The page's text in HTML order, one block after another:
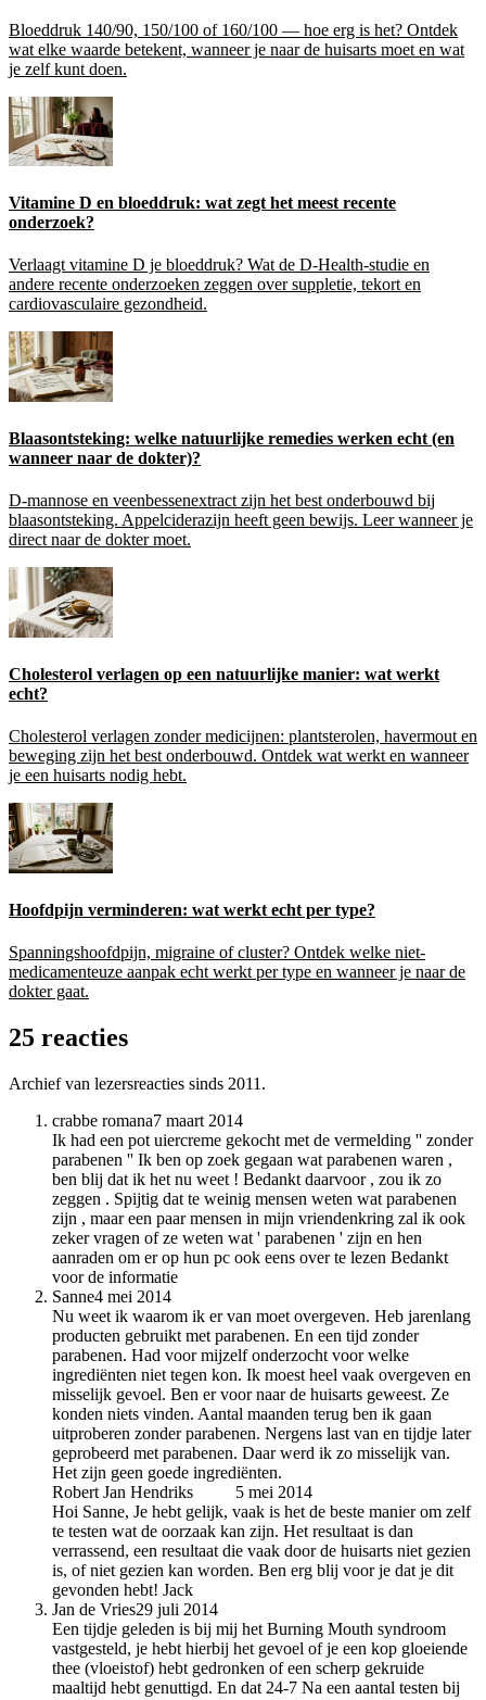
Bloeddruk 140/90, 150/100 of 160/100 — hoe erg is het? Ontdek
wat elke waarde betekent, wanneer je naar de huisarts moet en wat
je zelf kunt doen.
Vitamine D en bloeddruk: wat zegt het meest recente
onderzoek?
Verlaagt vitamine D je bloeddruk? Wat de D-Health-studie en
andere recente onderzoeken zeggen over suppletie, tekort en
cardiovasculaire gezondheid.
Blaasontsteking: welke natuurlijke remedies werken echt (en
wanneer naar de dokter)?
D-mannose en veenbessenextract zijn het best onderbouwd bij
blaasontsteking. Appelciderazijn heeft geen bewijs. Leer wanneer je
direct naar de dokter moet.
Cholesterol verlagen op een natuurlijke manier: wat werkt
echt?
Cholesterol verlagen zonder medicijnen: plantsterolen, havermout en
beweging zijn het best onderbouwd. Ontdek wat werkt en wanneer
je een huisarts nodig hebt.
Hoofdpijn verminderen: wat werkt echt per type?
Spanningshoofdpijn, migraine of cluster? Ontdek welke niet-
medicamenteuze aanpak echt werkt per type en wanneer je naar de
dokter gaat.
25 reacties
Archief van lezersreacties sinds 2011.
crabbe romana7 maart 2014
Ik had een pot uiercreme gekocht met de vermelding '' zonder
parabenen '' Ik ben op zoek gegaan wat parabenen waren ,
ben blij dat ik het nu weet ! Bedankt daarvoor , zou ik zo
zeggen . Spijtig dat te weinig mensen weten wat parabenen
zijn , maar een paar mensen in mijn vriendenkring zal ik ook
zeker vragen of ze weten wat ' parabenen ' zijn en hen
aanraden om er op hun pc ook eens over te lezen Bedankt
voor de informatie
Sanne4 mei 2014
Nu weet ik waarom ik er van moet overgeven. Heb jarenlang
producten gebruikt met parabenen. En een tijd zonder
parabenen. Had voor mijzelf onderzocht voor welke
ingrediënten niet tegen kon. Ik moest heel vaak overgeven en
misselijk gevoel. Ben er voor naar de huisarts geweest. Ze
konden niets vinden. Aantal maanden terug ben ik gaan
uitproberen zonder parabenen. Nergens last van en tijdje later
geprobeerd met parabenen. Daar werd ik zo misselijk van.
Het zijn geen goede ingrediënten.
Robert Jan Hendriks
5 mei 2014
Hoi Sanne, Je hebt gelijk, vaak is het de beste manier om zelf
te testen wat de oorzaak kan zijn. Het resultaat is dan
verrassend, een resultaat die vaak door de huisarts niet gezien
is, of niet gezien kan worden. Ben erg blij voor je dat je dit
gevonden hebt! Jack
Jan de Vries29 juli 2014
Een tijdje geleden is bij mij het Burning Mouth syndroom
vastgesteld, je hebt hierbij het gevoel of je een kop gloeiende
thee (vloeistof) hebt gedronken of een scherp gekruide
maaltijd hebt genuttigd. En dat 24-7 Na een aantal testen bij